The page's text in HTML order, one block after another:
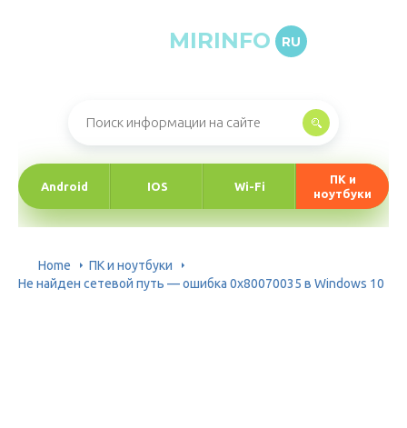
MIRINFO RU
Android IOS Wi-Fi
ПК и
ноутбуки
Home
ПК и ноутбуки
Не найден сетевой путь — ошибка 0x80070035 в Windows 10